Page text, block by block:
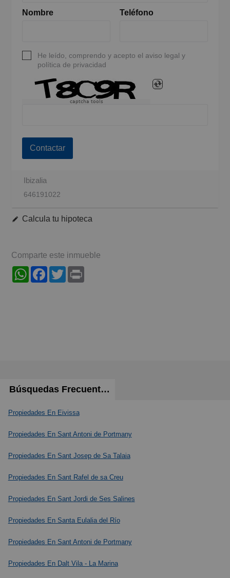
Nombre Teléfono
He leído, comprendo y acepto el aviso legal y
política de privacidad
captcha tools
Contactar
Ibizalia
646191022
Calcula tu hipoteca
Comparte este inmueble
WhatsAppFacebook
Twitter
Búsquedas Frecuentes
Propiedades En Eivissa
Propiedades En Sant Antoni de Portmany
Propiedades En Sant Josep de Sa Talaia
Propiedades En Sant Rafel de sa Creu
Propiedades En Sant Jordi de Ses Salines
Propiedades En Santa Eulalia del Río
Propiedades En Sant Antoni de Portmany
Propiedades En Dalt Vila - La Marina